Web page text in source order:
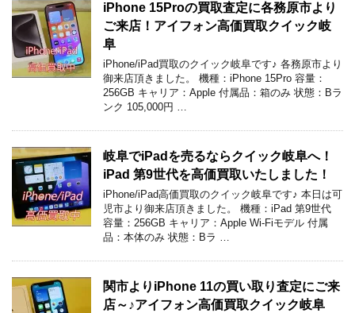
iPhone 15Proの買取査定に各務原市より
ご来店！アイフォン高価買取クイック岐
阜
iPhone/iPad買取のクイック岐阜です♪ 各務原市より
御来店頂きました。 機種：iPhone 15Pro 容量：
256GB キャリア：Apple 付属品：箱のみ 状態：Bラ
ンク 105,000円 …
岐阜でiPadを売るならクイック岐阜へ！
iPad 第9世代を高価買取いたしました！
iPhone/iPad高価買取のクイック岐阜です♪ 本日は可
児市より御来店頂きました。 機種：iPad 第9世代
容量：256GB キャリア：Apple Wi-Fiモデル 付属
品：本体のみ 状態：Bラ …
関市よりiPhone 11の買い取り査定にご来
店～♪アイフォン高価買取クイック岐阜